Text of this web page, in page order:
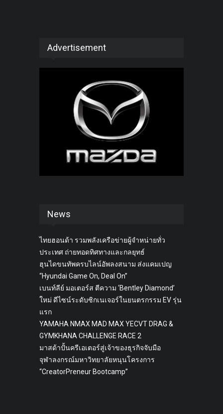
Advertisement
News
ไทยฮอนด้า รวมพลังเครือข่ายผู้จำหน่ายทั่ว
ประเทศ ถ่ายทอดทิศทางและกลยุทธ์
ฮุนไดขนทัพครบไลน์อัพลงสนาม ส่งแคมเปญ
“Hyundai Game On, Deal On”
เบนท์ลีย์ มอเตอร์ส ตีความ ‘Bentley Diamond’
ใหม่ ดีไซน์ระดับซิกเนเจอร์ในยนตรกรรม EV รุ่น
แรก
YAMAHA NMAX MAD MAX YECVT DRAG &
GYMKHANA CHALLENGE RACE 2
มาสด้าปั้นครีเอเตอร์สู่เจ้าของธุรกิจจับมือ
จุฬาลงกรณ์มหาวิทยาลัยหนุนโครงการ
“CreatorPreneur Bootcamp”